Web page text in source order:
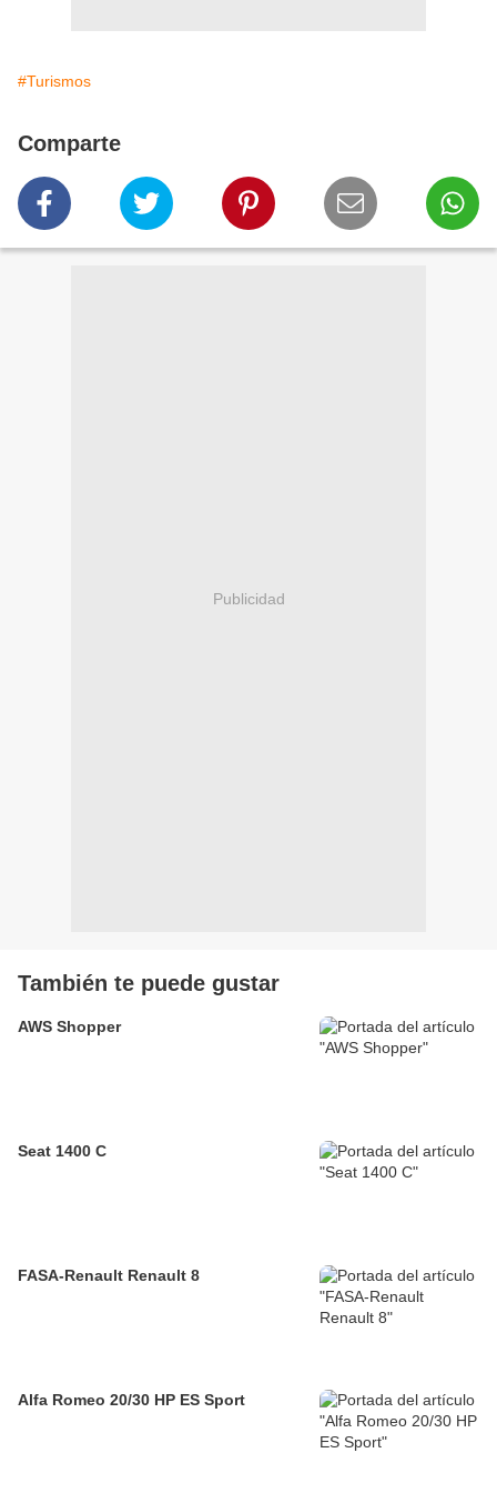
#Turismos
Comparte
Publicidad
También te puede gustar
AWS Shopper
Seat 1400 C
FASA-Renault Renault 8
Alfa Romeo 20/30 HP ES Sport